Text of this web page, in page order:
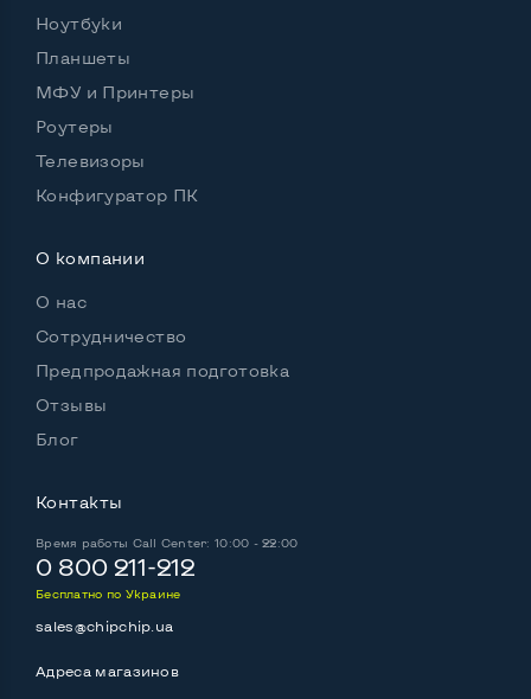
Встроенные динамики
ЦветЧерный
Комплектация: Монитор, кабель питания
Ноутбуки
Планшеты
МФУ и Принтеры
Роутеры
Телевизоры
Конфигуратор ПК
О компании
О нас
Сотрудничество
Предпродажная подготовка
Отзывы
Блог
Контакты
Время работы Call Center: 10:00 - 22:00
0 800 211-212
Бесплатно по Украине
sales@chipchip.ua
Адреса магазинов